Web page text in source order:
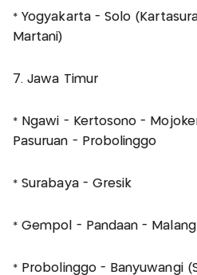
* Yogyakarta - Solo
Martani)
7. Jawa Timur
* Ngawi - Kertosono -
Pasuruan - Probolinggo
* Surabaya - Gresik
* Gempol - Pandaan - Malang
* Probolinggo - Banyuwangi